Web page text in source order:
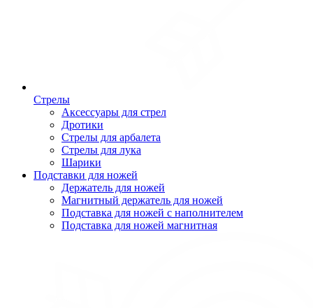
Стрелы
Аксессуары для стрел
Дротики
Стрелы для арбалета
Стрелы для лука
Шарики
Подставки для ножей
Держатель для ножей
Магнитный держатель для ножей
Подставка для ножей с наполнителем
Подставка для ножей магнитная